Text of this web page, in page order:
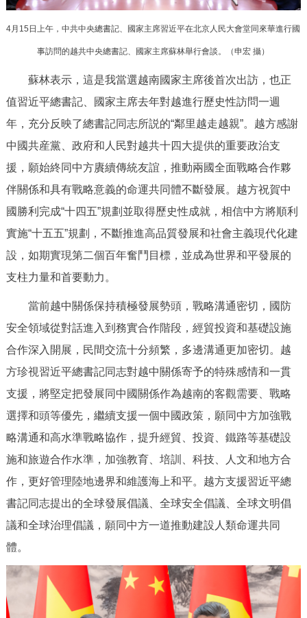
4月15日上午，中共中央總書記、國家主席習近平在北京人民大會堂同來華進行國
事訪問的越共中央總書記、國家主席蘇林舉行會談。（申宏 攝）
蘇林表示，這是我當選越南國家主席後首次出訪，也正
值習近平總書記、國家主席去年對越進行歷史性訪問一週
年，充分反映了總書記同志所説的“鄰里越走越親”。越方感謝
中國共産黨、政府和人民對越共十四大提供的重要政治支
援，願始終同中方賡續傳統友誼，推動兩國全面戰略合作夥
伴關係和具有戰略意義的命運共同體不斷發展。越方祝賀中
國勝利完成“十四五”規劃並取得歷史性成就，相信中方將順利
實施“十五五”規劃，不斷推進高品質發展和社會主義現代化建
設，如期實現第二個百年奮鬥目標，並成為世界和平發展的
支柱力量和首要動力。
當前越中關係保持積極發展勢頭，戰略溝通密切，國防
安全領域從對話進入到務實合作階段，經貿投資和基礎設施
合作深入開展，民間交流十分頻繁，多邊溝通更加密切。越
方珍視習近平總書記同志對越中關係寄予的特殊感情和一貫
支援，將堅定把發展同中國關係作為越南的客觀需要、戰略
選擇和頭等優先，繼續支援一個中國政策，願同中方加強戰
略溝通和高水準戰略協作，提升經貿、投資、鐵路等基礎設
施和旅遊合作水準，加強教育、培訓、科技、人文和地方合
作，更好管理陸地邊界和維護海上和平。越方支援習近平總
書記同志提出的全球發展倡議、全球安全倡議、全球文明倡
議和全球治理倡議，願同中方一道推動建設人類命運共同
體。